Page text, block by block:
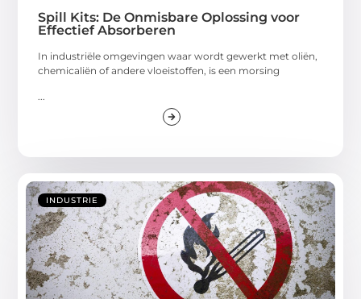
Spill Kits: De Onmisbare Oplossing voor
Effectief Absorberen
In industriële omgevingen waar wordt gewerkt met oliën,
chemicaliën of andere vloeistoffen, is een morsing
INDUSTRIE